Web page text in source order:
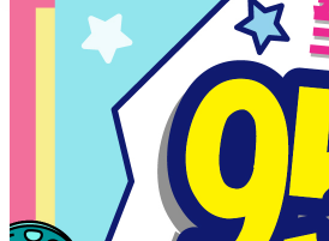
詢問